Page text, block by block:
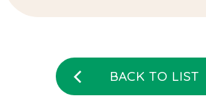
BACK TO LIST